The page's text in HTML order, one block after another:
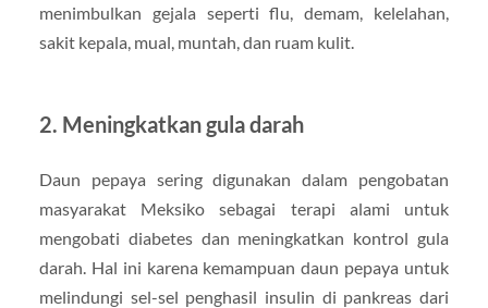
menimbulkan gejala seperti flu, demam, kelelahan,
sakit kepala, mual, muntah, dan ruam kulit.
2. Meningkatkan gula darah
Daun pepaya sering digunakan dalam pengobatan
masyarakat Meksiko sebagai terapi alami untuk
mengobati diabetes dan meningkatkan kontrol gula
darah. Hal ini karena kemampuan daun pepaya untuk
melindungi sel-sel penghasil insulin di pankreas dari